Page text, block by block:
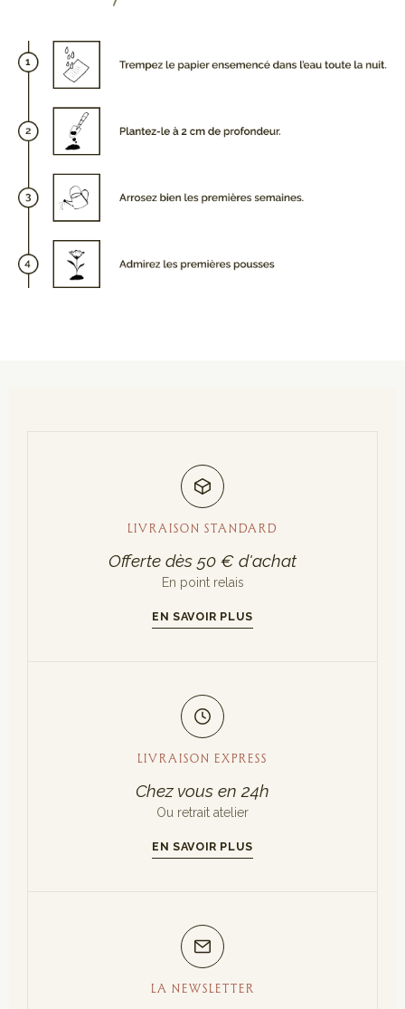
LIVRAISON STANDARD
Offerte dès 50 € d'achat
En point relais
EN SAVOIR PLUS
LIVRAISON EXPRESS
Chez vous en 24h
Ou retrait atelier
EN SAVOIR PLUS
LA NEWSLETTER